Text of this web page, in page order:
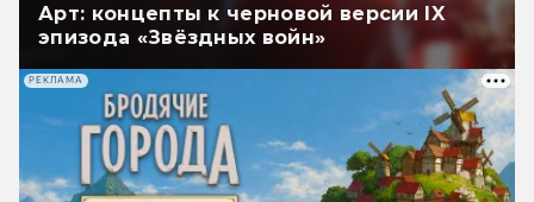
Арт: концепты к черновой версии IX
эпизода «Звёздных войн»
РЕКЛАМА